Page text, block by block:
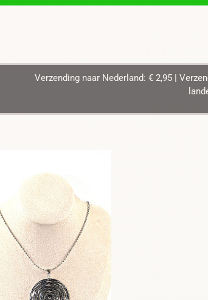
Verzending naar Nederland: € 2,95 |